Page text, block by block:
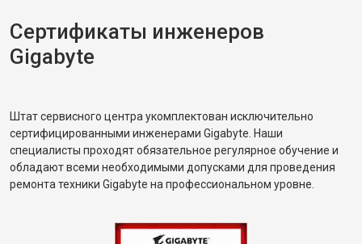
Сертификаты инженеров
Gigabyte
Штат сервисного центра укомплектован исключительно
сертифицированными инженерами Gigabyte. Наши
специалисты проходят обязательное регулярное обучение и
обладают всеми необходимыми допусками для проведения
ремонта техники Gigabyte на профессиональном уровне.